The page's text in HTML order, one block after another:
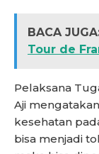
BACA
Tour de
Pelaksana
Aji
kesehatan
bisa menjadi